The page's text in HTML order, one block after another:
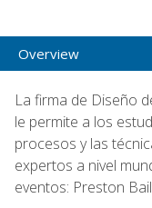
Overview
La firma de Diseño
le permite a los
procesos y las
expertos a nivel
eventos: Preston